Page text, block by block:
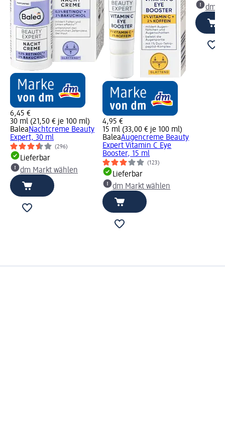
6,45 €
30 ml (21,50 € je 100 ml)
BaleaNachtcreme Beauty
Expert, 30 ml
(296)
Lieferbar
dm Markt wählen
4,95 €
15 ml (33,00 € je 100 ml)
BaleaAugencreme Beauty
Expert Vitamin C Eye
Booster, 15 ml
(123)
Lieferbar
dm Markt wählen
dm